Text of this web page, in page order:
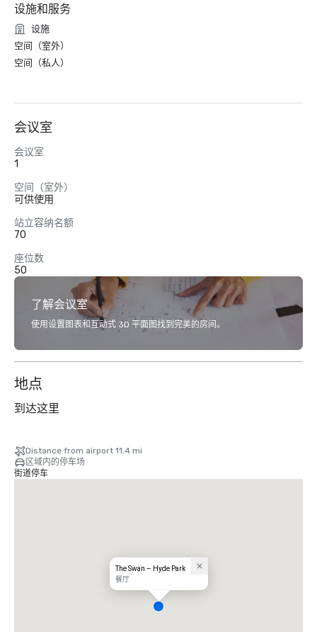
设施和服务
设施
空间（室外）
空间（私人）
会议室
会议室
1
空间（室外）
可供使用
站立容纳名额
70
座位数
50
了解会议室
使用设置图表和互动式 3D 平面图找到完美的房间。
地点
到达这里
Distance from airport 11.4 mi
区域内的停车场
街道停车
The Swan – Hyde Park
餐厅